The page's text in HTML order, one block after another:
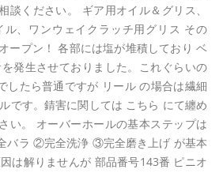
談ください。 ギア用オイル＆グリス、
、ワンウェイクラッチ用グリス その
ープン！ 各部には塩が堆積しており ベ
発生させておりました。これぐらいの
したら普通ですが リール の場合は繊細
です。錆害に関しては こちら にて纏め
い。 オーバーホールの基本ステップは
バラ ②完全洗浄 ③完全磨き上げ が基本
は解りませんが 部品番号143番 ピニオ